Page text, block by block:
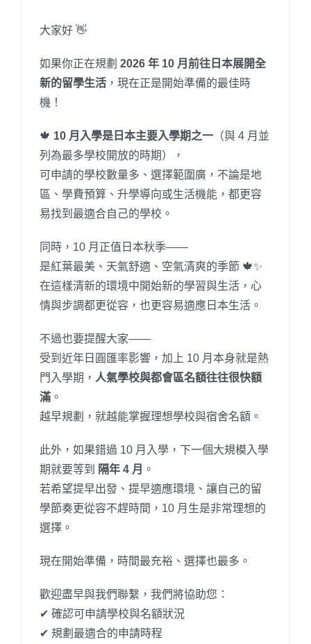
大家好 👋
如果你正在規劃 2026 年 10 月前往日本展開全
新的留學生活，現在正是開始準備的最佳時
機！
🍁 10 月入學是日本主要入學期之一（與 4 月並
列為最多學校開放的時期），
可申請的學校數量多、選擇範圍廣，不論是地
區、學費預算、升學導向或生活機能，都更容
易找到最適合自己的學校。
同時，10 月正值日本秋季——
是紅葉最美、天氣舒適、空氣清爽的季節 🍁✨
在這樣清新的環境中開始新的學習與生活，心
情與步調都更從容，也更容易適應日本生活。
不過也要提醒大家——
受到近年日圓匯率影響，加上 10 月本身就是熱
門入學期， 人氣學校與都會區名額往往很快額
滿。
越早規劃，就越能掌握理想學校與宿舍名額。
此外，如果錯過 10 月入學，下一個大規模入學
期就要等到
隔年 4 月 。
若希望提早出發、提早適應環境、讓自己的留
學節奏更從容不趕時間，10 月生是非常理想的
選擇。
現在開始準備，時間最充裕、選擇也最多。
歡迎盡早與我們聯繫，我們將協助您：
✔ 確認可申請學校與名額狀況
✔ 規劃最適合的申請時程